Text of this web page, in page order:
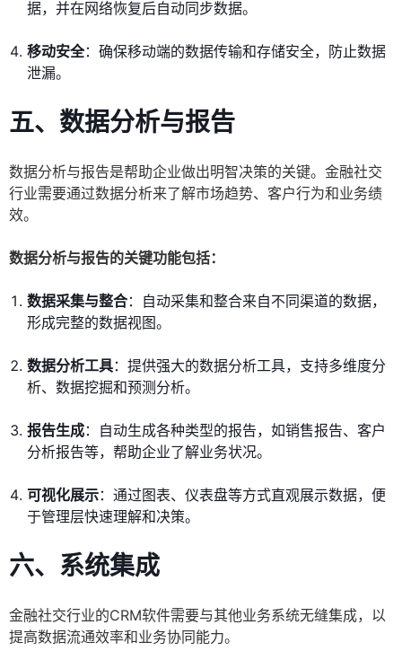
据，并在网络恢复后自动同步数据。
移动安全：确保移动端的数据传输和存储安全，防止数据
泄漏。
五、数据分析与报告
数据分析与报告是帮助企业做出明智决策的关键。金融社交
行业需要通过数据分析来了解市场趋势、客户行为和业务绩
效。
数据分析与报告的关键功能包括：
数据采集与整合：自动采集和整合来自不同渠道的数据，
形成完整的数据视图。
数据分析工具：提供强大的数据分析工具，支持多维度分
析、数据挖掘和预测分析。
报告生成：自动生成各种类型的报告，如销售报告、客户
分析报告等，帮助企业了解业务状况。
可视化展示：通过图表、仪表盘等方式直观展示数据，便
于管理层快速理解和决策。
六、系统集成
金融社交行业的CRM软件需要与其他业务系统无缝集成，以
提高数据流通效率和业务协同能力。